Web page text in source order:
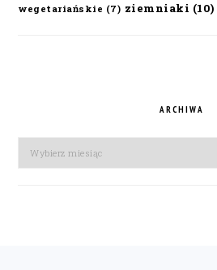
wegetariańskie (7) ziemniaki (10)
ARCHIWA
Archiwa